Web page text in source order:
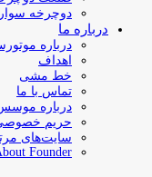
دوچرخه
درباره ما
درباره
اهداف
خط مشی
تماس با ما
درباره
حریم
سایت‌های
Founder